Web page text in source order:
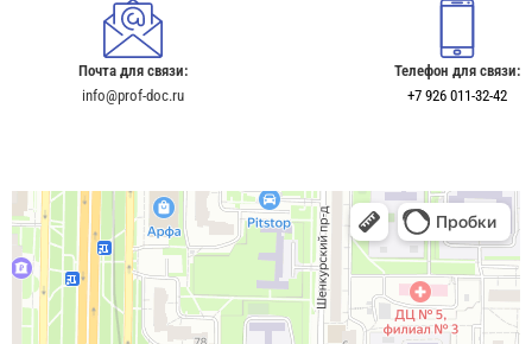
Почта для связи:
info@prof-doc.ru
Телефон для связи:
+7 926 011-32-42